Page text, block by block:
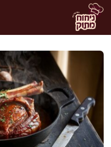
לדלג
לתוכן